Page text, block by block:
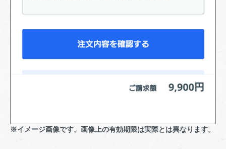
※イメージ画像です。画像上の有効期限は実際とは異なります。